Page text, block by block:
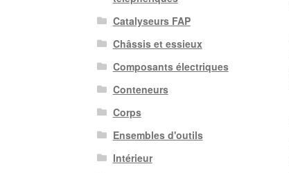
Catalyseurs FAP
Châssis et essieux
Composants électriques
Conteneurs
Corps
Ensembles d'outils
Intérieur